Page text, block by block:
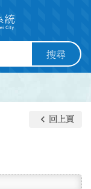
搜尋
keyboard_arrow_left 回上頁